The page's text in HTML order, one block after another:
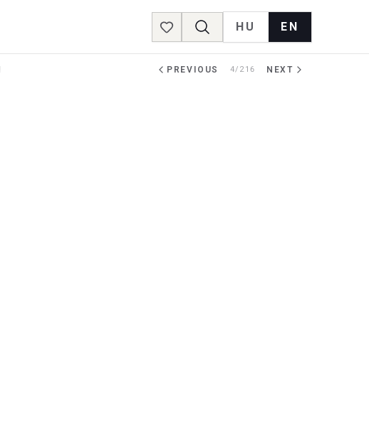
Favorites
HU EN
PREVIOUS 4/216 NEXT